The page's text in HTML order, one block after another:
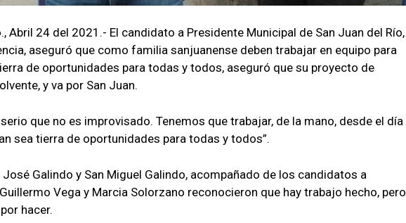
Abril 24 del 2021.- El candidato a Presidente Municipal de San Juan del Río,
aseguró que como familia sanjuanense deben trabajar en equipo para
de oportunidades para todas y todos, aseguró que su proyecto de
y va por San Juan.
que no es improvisado. Tenemos que trabajar, de la mano, desde el día
sea tierra de oportunidades para todas y todos”.
Galindo y San Miguel Galindo, acompañado de los candidatos a
Vega y Marcia Solorzano reconocieron que hay trabajo hecho, pero
hacer.